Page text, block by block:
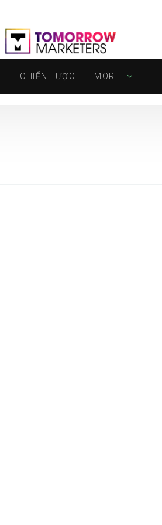
CHIẾN LƯỢC MORE